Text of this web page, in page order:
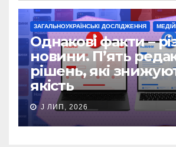
ЗАГАЛЬНОУКРАЇНСЬКІ ДОСЛІДЖЕННЯ
Однакові факти –
новини. П’ять
рішень, які
якість
J ЛИП, 2026